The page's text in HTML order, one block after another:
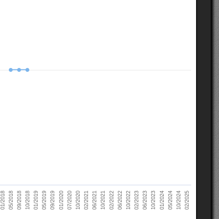
01/2018 05/2018 09/2018 10/2018 01/2019 05/2019 09/2019 01/2020 07/2020 10/2020 02/2021 06/2021 10/2021 02/2022 06/2022 10/2022 02/2023 06/2023 10/2023 01/2024 05/2024 10/2024 02/2025